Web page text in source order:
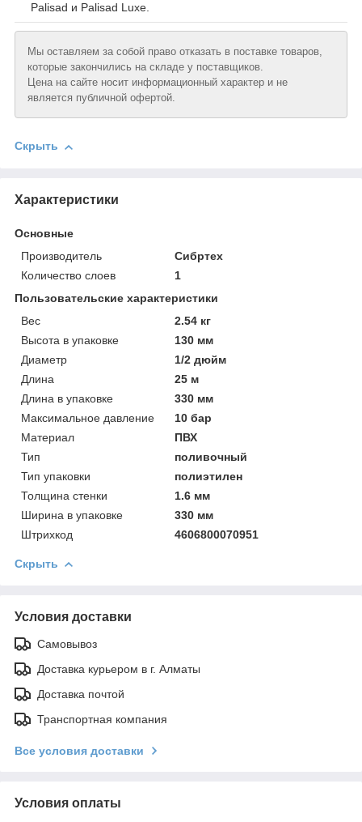
Palisad и Palisad Luxe.
Мы оставляем за собой право отказать в поставке товаров,
которые закончились на складе у поставщиков.
Цена на сайте носит информационный характер и не
является публичной офертой.
Скрыть
Характеристики
Основные
Производитель
Сибртех
Количество слоев
1
Пользовательские характеристики
Вeс
2.54 кг
Высотa в упаковке
130 мм
Диаметр
1/2 дюйм
Длинa
25 м
Длинa в упаковке
330 мм
Максимальное давление
10 бар
Материал
ПВХ
Тип
поливочный
Тип упаковки
полиэтилен
Толщинa стенки
1.6 мм
Ширинa в упаковке
330 мм
Штрихкод
4606800070951
Скрыть
Условия доставки
Самовывоз
Доставка курьером в г. Алматы
Доставка почтой
Транспортная компания
Все условия доставки
Условия оплаты